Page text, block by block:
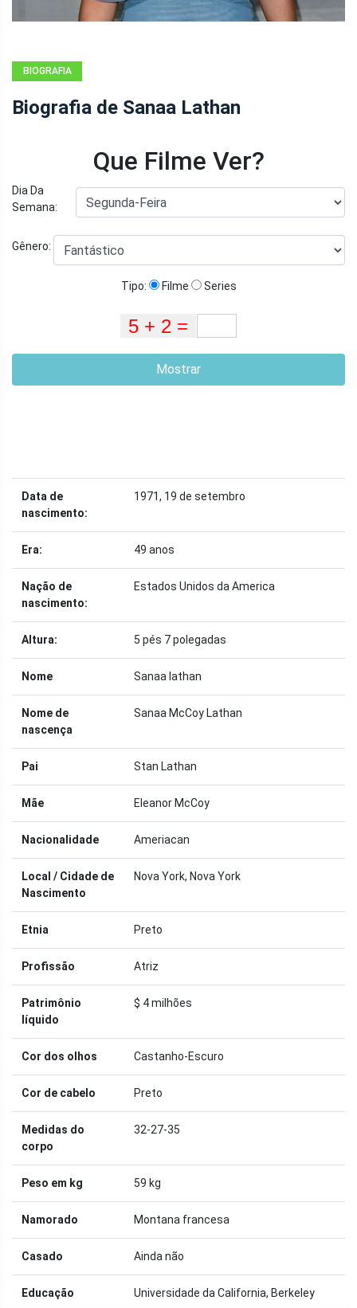
BIOGRAFIA
Biografia de Sanaa Lathan
Que Filme Ver?
Dia Da
Semana:
Gênero:
Tipo: Filme Series
Mostrar
Data de
nascimento:
1971, 19 de setembro
Era: 49 anos
Nação de
nascimento:
Estados Unidos da America
Altura: 5 pés 7 polegadas
Nome Sanaa lathan
Nome de
nascença
Sanaa McCoy Lathan
Pai Stan Lathan
Mãe Eleanor McCoy
Nacionalidade Ameriacan
Local / Cidade de
Nascimento
Nova York, Nova York
Etnia Preto
Profissão Atriz
Patrimônio
líquido
$ 4 milhões
Cor dos olhos Castanho-Escuro
Cor de cabelo Preto
Medidas do
corpo
32-27-35
Peso em kg 59 kg
Namorado Montana francesa
Casado Ainda não
Educação Universidade da California, Berkeley